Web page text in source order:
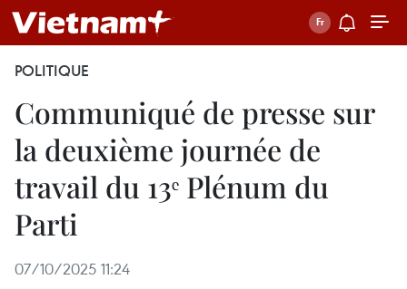
POLITIQUE
Communiqué de presse sur
la deuxième journée de
travail du 13ᵉ Plénum du
Parti
07/10/2025 11:24